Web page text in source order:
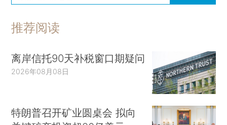
推荐阅读
离岸信托90天补税窗口期疑问
2026年08月08日
特朗普召开矿业圆桌会 拟向